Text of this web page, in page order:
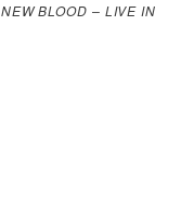
NEW BLOOD – LIVE IN